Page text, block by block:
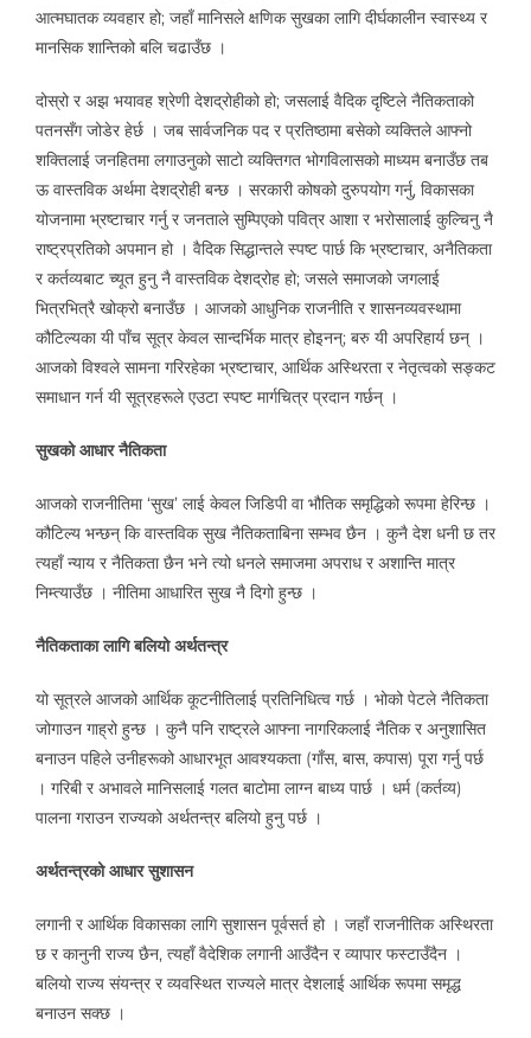
आत्मघातक व्यवहार हो; जहाँ मानिसले क्षणिक सुखका लागि दीर्घकालीन स्वास्थ्य र
मानसिक शान्तिको बलि चढाउँछ ।
दोस्रो र अझ भयावह श्रेणी देशद्रोहीको हो; जसलाई वैदिक दृष्टिले नैतिकताको
पतनसँग जोडेर हेर्छ । जब सार्वजनिक पद र प्रतिष्ठामा बसेको व्यक्तिले आफ्नो
शक्तिलाई जनहितमा लगाउनुको साटो व्यक्तिगत भोगविलासको माध्यम बनाउँछ तब
ऊ वास्तविक अर्थमा देशद्रोही बन्छ । सरकारी कोषको दुरुपयोग गर्नु, विकासका
योजनामा भ्रष्टाचार गर्नु र जनताले सुम्पिएको पवित्र आशा र भरोसालाई कुल्चिनु नै
राष्ट्रप्रतिको अपमान हो । वैदिक सिद्धान्तले स्पष्ट पार्छ कि भ्रष्टाचार, अनैतिकता
र कर्तव्यबाट च्यूत हुनु नै वास्तविक देशद्रोह हो; जसले समाजको जगलाई
भित्रभित्रै खोक्रो बनाउँछ । आजको आधुनिक राजनीति र शासनव्यवस्थामा
कौटिल्यका यी पाँच सूत्र केवल सान्दर्भिक मात्र होइनन्; बरु यी अपरिहार्य छन् ।
आजको विश्वले सामना गरिरहेका भ्रष्टाचार, आर्थिक अस्थिरता र नेतृत्वको सङ्कट
समाधान गर्न यी सूत्रहरूले एउटा स्पष्ट मार्गचित्र प्रदान गर्छन् ।
सुखको आधार नैतिकता
आजको राजनीतिमा ‘सुख’ लाई केवल जिडिपी वा भौतिक समृद्धिको रूपमा हेरिन्छ ।
कौटिल्य भन्छन् कि वास्तविक सुख नैतिकताबिना सम्भव छैन । कुनै देश धनी छ तर
त्यहाँ न्याय र नैतिकता छैन भने त्यो धनले समाजमा अपराध र अशान्ति मात्र
निम्त्याउँछ । नीतिमा आधारित सुख नै दिगो हुन्छ ।
नैतिकताका लागि बलियो अर्थतन्त्र
यो सूत्रले आजको आर्थिक कूटनीतिलाई प्रतिनिधित्व गर्छ । भोको पेटले नैतिकता
जोगाउन गाह्रो हुन्छ । कुनै पनि राष्ट्रले आफ्ना नागरिकलाई नैतिक र अनुशासित
बनाउन पहिले उनीहरूको आधारभूत आवश्यकता (गाँस, बास, कपास) पूरा गर्नु पर्छ
। गरिबी र अभावले मानिसलाई गलत बाटोमा लाग्न बाध्य पार्छ । धर्म (कर्तव्य)
पालना गराउन राज्यको अर्थतन्त्र बलियो हुनु पर्छ ।
अर्थतन्त्रको आधार सुशासन
लगानी र आर्थिक विकासका लागि सुशासन पूर्वसर्त हो । जहाँ राजनीतिक अस्थिरता
छ र कानुनी राज्य छैन, त्यहाँ वैदेशिक लगानी आउँदैन र व्यापार फस्टाउँदैन ।
बलियो राज्य संयन्त्र र व्यवस्थित राज्यले मात्र देशलाई आर्थिक रूपमा समृद्ध
बनाउन सक्छ ।